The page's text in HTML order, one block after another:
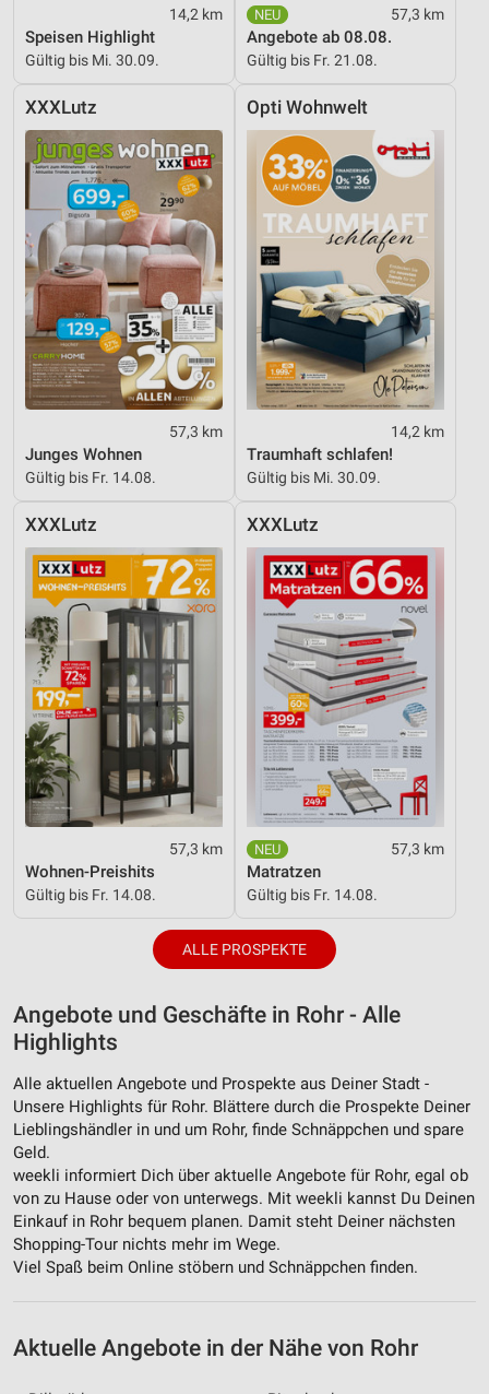
14,2 km
Speisen Highlight
Gültig bis Mi. 30.09.
57,3 km
Angebote ab 08.08.
Gültig bis Fr. 21.08.
XXXLutz
57,3 km
Junges Wohnen
Gültig bis Fr. 14.08.
Opti Wohnwelt
14,2 km
Traumhaft schlafen!
Gültig bis Mi. 30.09.
XXXLutz
57,3 km
Wohnen-Preishits
Gültig bis Fr. 14.08.
XXXLutz
57,3 km
Matratzen
Gültig bis Fr. 14.08.
ALLE PROSPEKTE
Angebote und Geschäfte in Rohr - Alle
Highlights
Alle aktuellen Angebote und Prospekte aus Deiner Stadt -
Unsere Highlights für Rohr. Blättere durch die Prospekte Deiner
Lieblingshändler in und um Rohr, finde Schnäppchen und spare
Geld.
weekli informiert Dich über aktuelle Angebote für Rohr, egal ob
von zu Hause oder von unterwegs. Mit weekli kannst Du Deinen
Einkauf in Rohr bequem planen. Damit steht Deiner nächsten
Shopping-Tour nichts mehr im Wege.
Viel Spaß beim Online stöbern und Schnäppchen finden.
Aktuelle Angebote in der Nähe von Rohr